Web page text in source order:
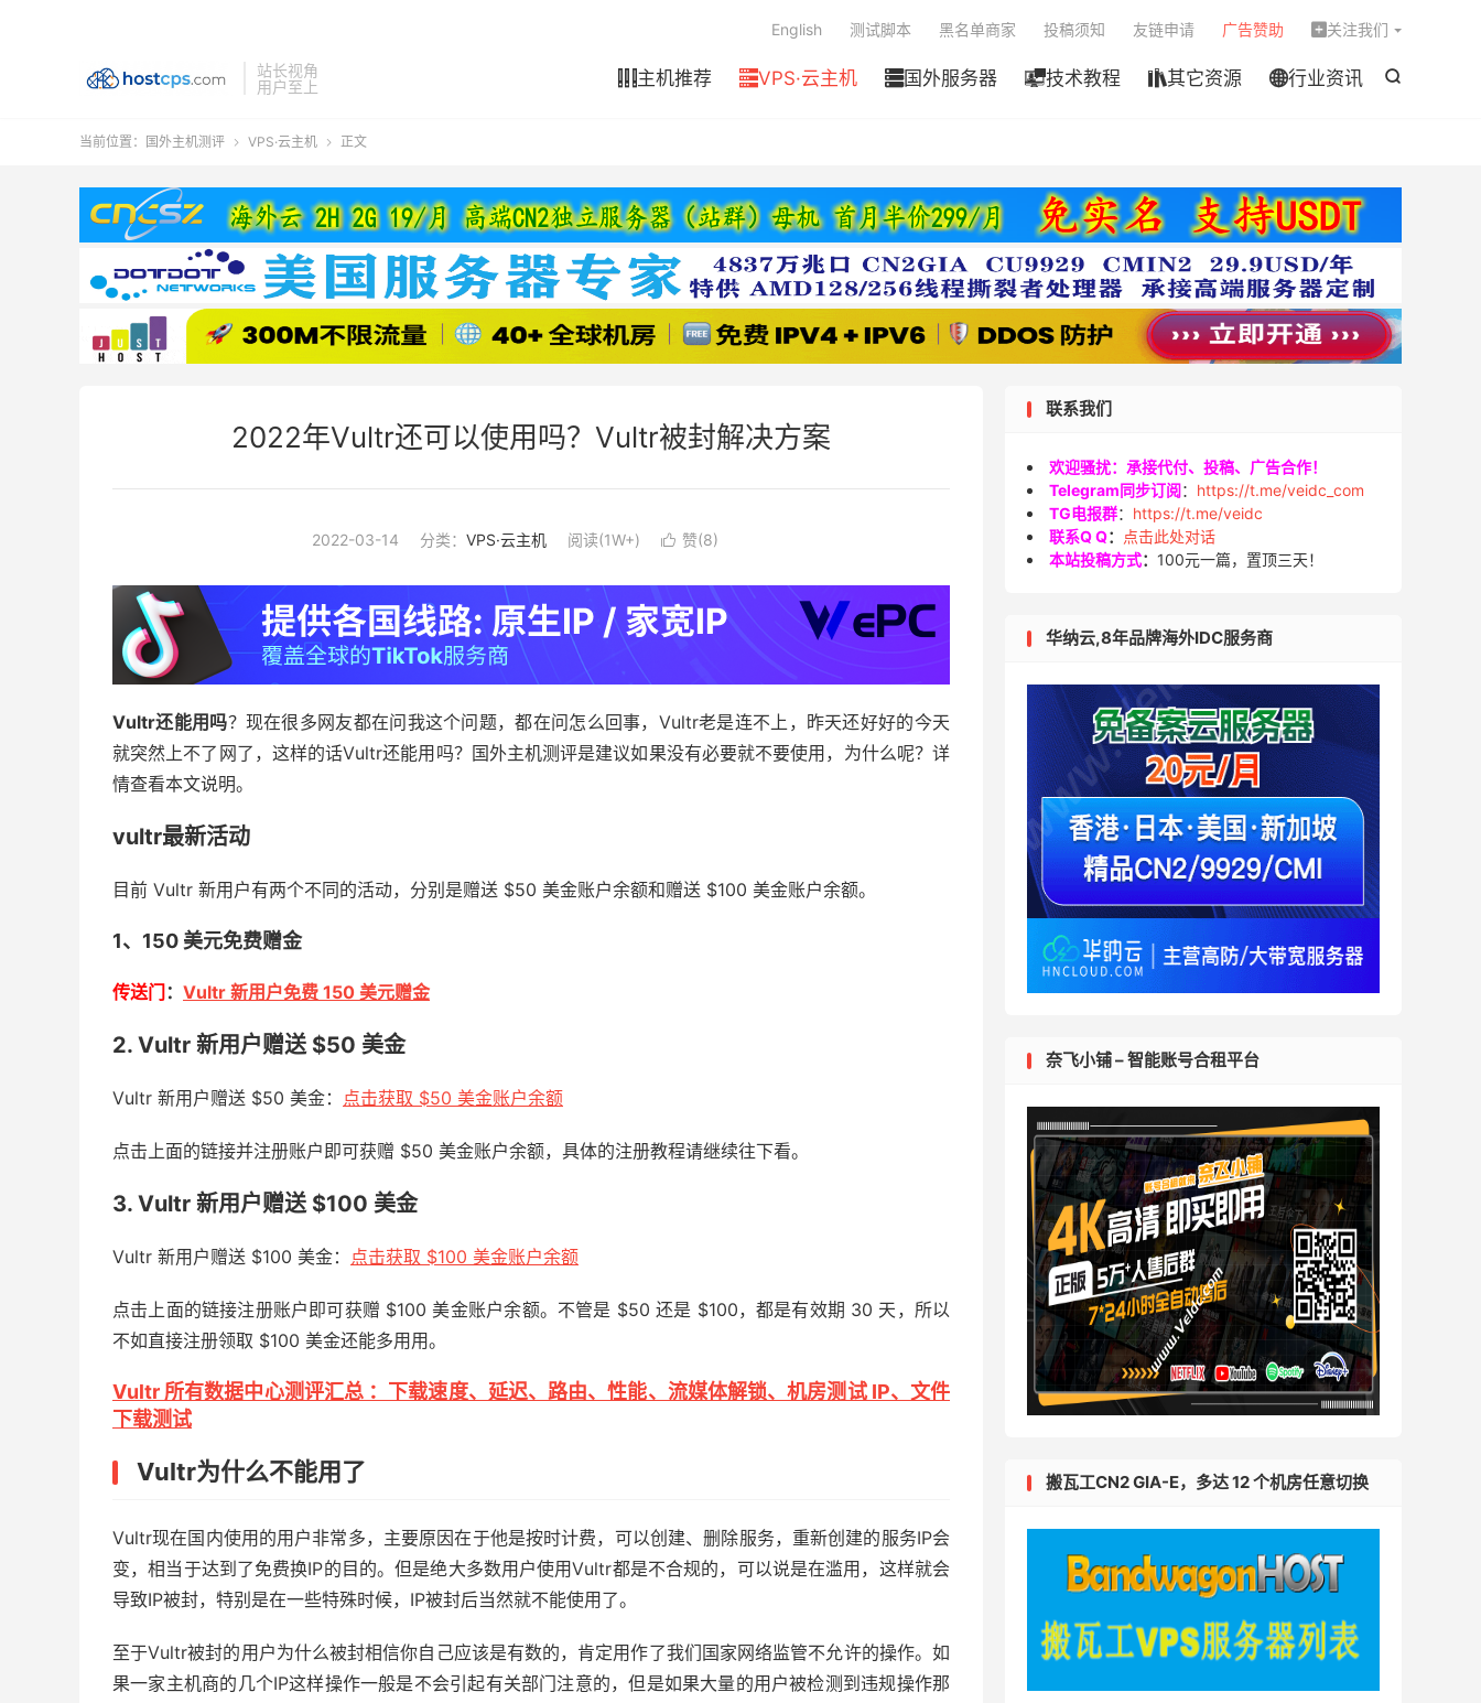
站长视角
用户至上

主机推荐 VPS·云主机 国外服务器 技术教程 其它资源 行业资讯
English 测试脚本 黑名单商家 投稿须知 友链申请 广告赞助  关注我们
当前位置： 国外主机测评  VPS·云主机  正文
2022年Vultr还可以使用吗？Vultr被封解决方案
2022-03-14 分类： VPS·云主机 阅读(1W+)  赞(8)
Vultr还能用吗？现在很多网友都在问我这个问题，都在问怎么回事，Vultr老是连不上，昨天还好好的今天
就突然上不了网了，这样的话Vultr还能用吗？国外主机测评是建议如果没有必要就不要使用，为什么呢？详
情查看本文说明。
vultr最新活动
目前 Vultr 新用户有两个不同的活动，分别是赠送 $50 美金账户余额和赠送 $100 美金账户余额。
1、150 美元免费赠金
传送门 ： Vultr 新用户免费 150 美元赠金
2. Vultr 新用户赠送 $50 美金
Vultr 新用户赠送 $50 美金： 点击获取 $50 美金账户余额
点击上面的链接并注册账户即可获赠 $50 美金账户余额，具体的注册教程请继续往下看。
3. Vultr 新用户赠送 $100 美金
Vultr 新用户赠送 $100 美金： 点击获取 $100 美金账户余额
点击上面的链接注册账户即可获赠 $100 美金账户余额。不管是 $50 还是 $100，都是有效期 30 天，所以
不如直接注册领取 $100 美金还能多用用。
Vultr 所有数据中心测评汇总 ：下载速度、延迟、路由、性能、流媒体解锁、机房测试 IP、文件
下载测试
Vultr为什么不能用了
Vultr现在国内使用的用户非常多，主要原因在于他是按时计费，可以创建、删除服务，重新创建的服务IP会
变，相当于达到了免费换IP的目的。但是绝大多数用户使用Vultr都是不合规的，可以说是在滥用，这样就会
导致IP被封，特别是在一些特殊时候，IP被封后当然就不能使用了。
至于Vultr被封的用户为什么被封相信你自己应该是有数的，肯定用作了我们国家网络监管不允许的操作。如
果一家主机商的几个IP这样操作一般是不会引起有关部门注意的，但是如果大量的用户被检测到违规操作那
联系我们
欢迎骚扰：承接代付、投稿、广告合作！
Telegram同步订阅： https://t.me/veidc_com
TG电报群： https://t.me/veidc
联系Q Q：
点击此处对话
本站投稿方式： 100元一篇，置顶三天！
华纳云,8年品牌海外IDC服务商
奈飞小铺 – 智能账号合租平台
搬瓦工CN2 GIA-E，多达 12 个机房任意切换